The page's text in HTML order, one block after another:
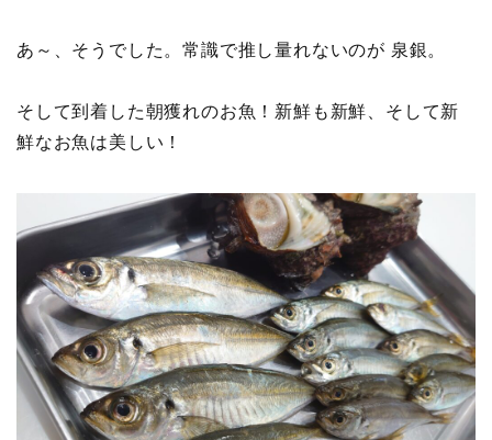
あ～、そうでした。常識で推し量れないのが 泉銀。
そして到着した朝獲れのお魚！新鮮も新鮮、そして新
鮮なお魚は美しい！